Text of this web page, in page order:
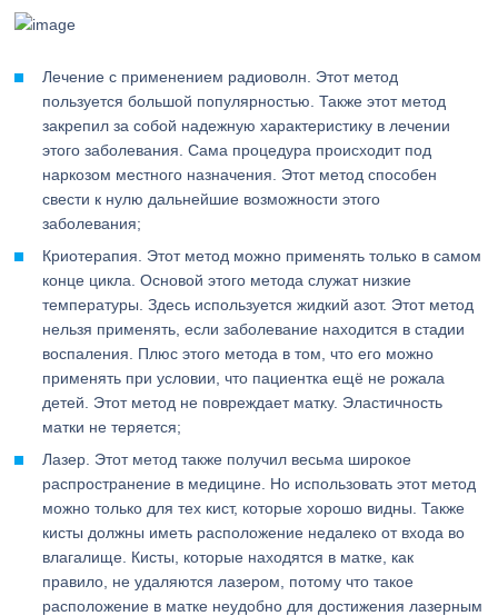
Лечение с применением радиоволн. Этот метод
пользуется большой популярностью. Также этот метод
закрепил за собой надежную характеристику в лечении
этого заболевания. Сама процедура происходит под
наркозом местного назначения. Этот метод способен
свести к нулю дальнейшие возможности этого
заболевания;
Криотерапия. Этот метод можно применять только в самом
конце цикла. Основой этого метода служат низкие
температуры. Здесь используется жидкий азот. Этот метод
нельзя применять, если заболевание находится в стадии
воспаления. Плюс этого метода в том, что его можно
применять при условии, что пациентка ещё не рожала
детей. Этот метод не повреждает матку. Эластичность
матки не теряется;
Лазер. Этот метод также получил весьма широкое
распространение в медицине. Но использовать этот метод
можно только для тех кист, которые хорошо видны. Также
кисты должны иметь расположение недалеко от входа во
влагалище. Кисты, которые находятся в матке, как
правило, не удаляются лазером, потому что такое
расположение в матке неудобно для достижения лазерным